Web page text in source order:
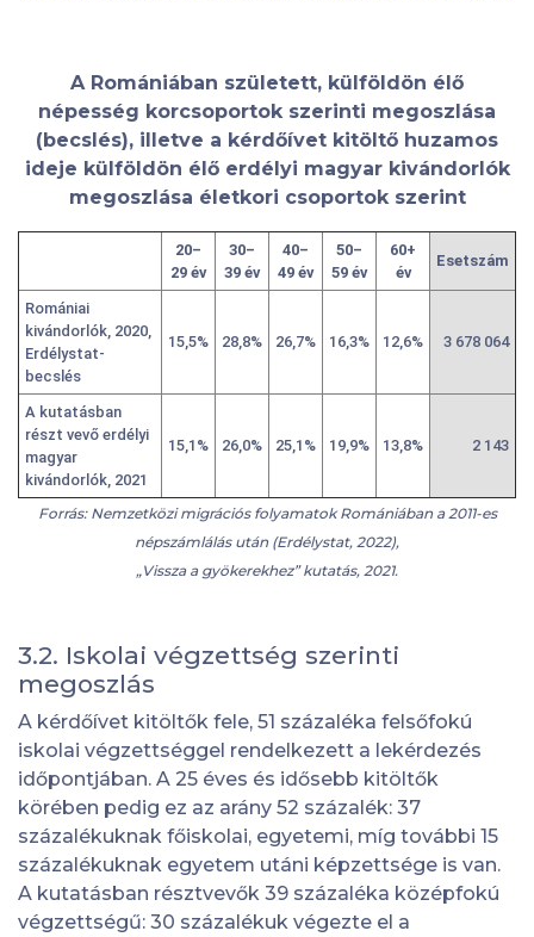
A Romániában született, külföldön élő
népesség korcsoportok szerinti megoszlása
(becslés), illetve a kérdőívet kitöltő huzamos
ideje külföldön élő erdélyi magyar kivándorlók
megoszlása életkori csoportok szerint
20–
29 év
30–
39 év
40–
49 év
50–
59 év
60+
év
Esetszám
Romániai
kivándorlók, 2020,
Erdélystat-
becslés
15,5% 28,8% 26,7% 16,3% 12,6% 3 678 064
A kutatásban
részt vevő erdélyi
magyar
kivándorlók, 2021
15,1% 26,0% 25,1% 19,9% 13,8% 2 143
Forrás: Nemzetközi migrációs folyamatok Romániában a 2011-es
népszámlálás után (Erdélystat, 2022),
„Vissza a gyökerekhez” kutatás, 2021.
3.2. Iskolai végzettség szerinti
megoszlás
A kérdőívet kitöltők fele, 51 százaléka felsőfokú
iskolai végzettséggel rendelkezett a lekérdezés
időpontjában. A 25 éves és idősebb kitöltők
körében pedig ez az arány 52 százalék: 37
százalékuknak főiskolai, egyetemi, míg további 15
százalékuknak egyetem utáni képzettsége is van.
A kutatásban résztvevők 39 százaléka középfokú
végzettségű: 30 százalékuk végezte el a